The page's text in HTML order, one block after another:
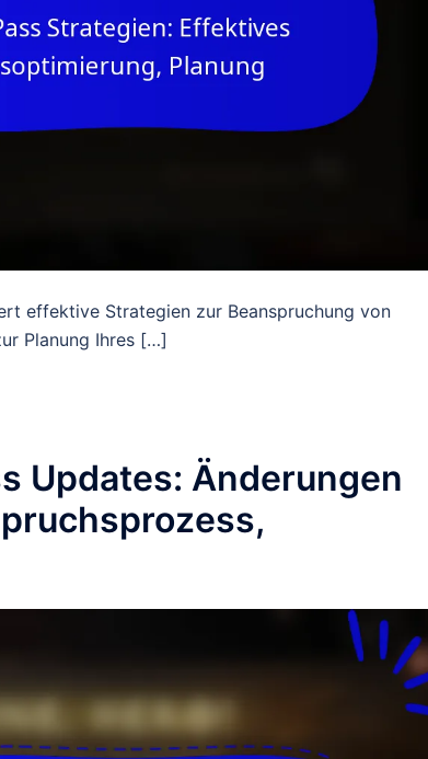
effektive Strategien zur Beanspruchung von
Planung Ihres […]
Updates: Änderungen